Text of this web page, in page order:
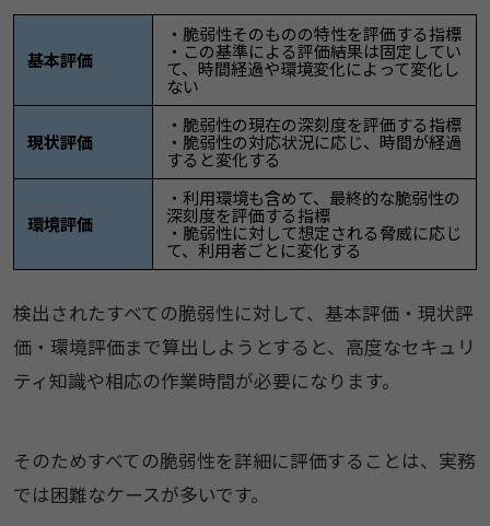
基本評価
・脆弱性そのものの特性を評価する指標
・この基準による評価結果は固定してい
て、時間経過や環境変化によって変化し
ない
現状評価
・脆弱性の現在の深刻度を評価する指標
・脆弱性の対応状況に応じ、時間が経過
すると変化する
環境評価
・利用環境も含めて、最終的な脆弱性の
深刻度を評価する指標
・脆弱性に対して想定される脅威に応じ
て、利用者ごとに変化する
検出されたすべての脆弱性に対して、基本評価・現状評
価・環境評価まで算出しようとすると、高度なセキュリ
ティ知識や相応の作業時間が必要になります。
そのためすべての脆弱性を詳細に評価することは、実務
では困難なケースが多いです。